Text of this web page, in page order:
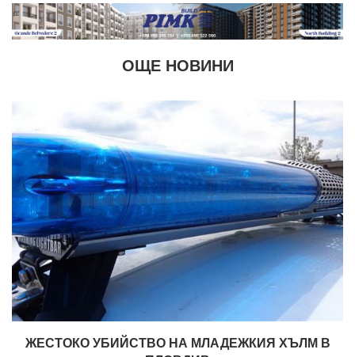
ОЩЕ НОВИНИ
ЖЕСТОКО УБИЙСТВО НА МЛАДЕЖКИЯ ХЪЛМ В